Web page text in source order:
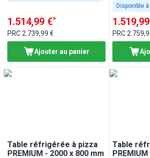
1.514,99 €*
PRC2.739,99 €
Ajouter au panier
Disponible
PRC
Table réfrigérée à pizza
PREMIUM - 2000 x 800 mm
Table